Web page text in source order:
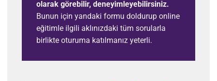
olarak görebilir, deneyimleyebilirsiniz.
Bunun için yandaki formu doldurup online
eğitimle ilgili aklınızdaki tüm sorularla
birlikte oturuma katılmanız yeterli.